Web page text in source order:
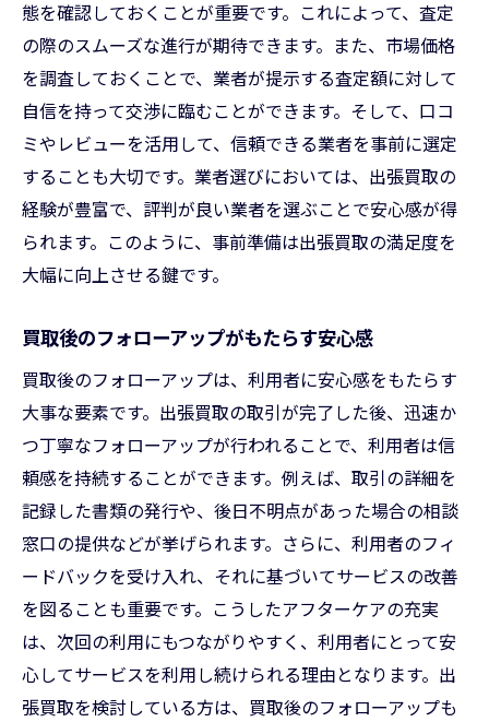
態を確認しておくことが重要です。これによって、査定
の際のスムーズな進行が期待できます。また、市場価格
を調査しておくことで、業者が提示する査定額に対して
自信を持って交渉に臨むことができます。そして、口コ
ミやレビューを活用して、信頼できる業者を事前に選定
することも大切です。業者選びにおいては、出張買取の
経験が豊富で、評判が良い業者を選ぶことで安心感が得
られます。このように、事前準備は出張買取の満足度を
大幅に向上させる鍵です。
買取後のフォローアップがもたらす安心感
買取後のフォローアップは、利用者に安心感をもたらす
大事な要素です。出張買取の取引が完了した後、迅速か
つ丁寧なフォローアップが行われることで、利用者は信
頼感を持続することができます。例えば、取引の詳細を
記録した書類の発行や、後日不明点があった場合の相談
窓口の提供などが挙げられます。さらに、利用者のフィ
ードバックを受け入れ、それに基づいてサービスの改善
を図ることも重要です。こうしたアフターケアの充実
は、次回の利用にもつながりやすく、利用者にとって安
心してサービスを利用し続けられる理由となります。出
張買取を検討している方は、買取後のフォローアップも